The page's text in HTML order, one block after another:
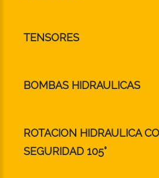
TENSORES
BOMBAS HIDRAULICAS
ROTACION HIDRAULICA
SEGURIDAD 105°